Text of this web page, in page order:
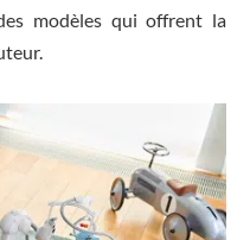
modèles qui offrent la